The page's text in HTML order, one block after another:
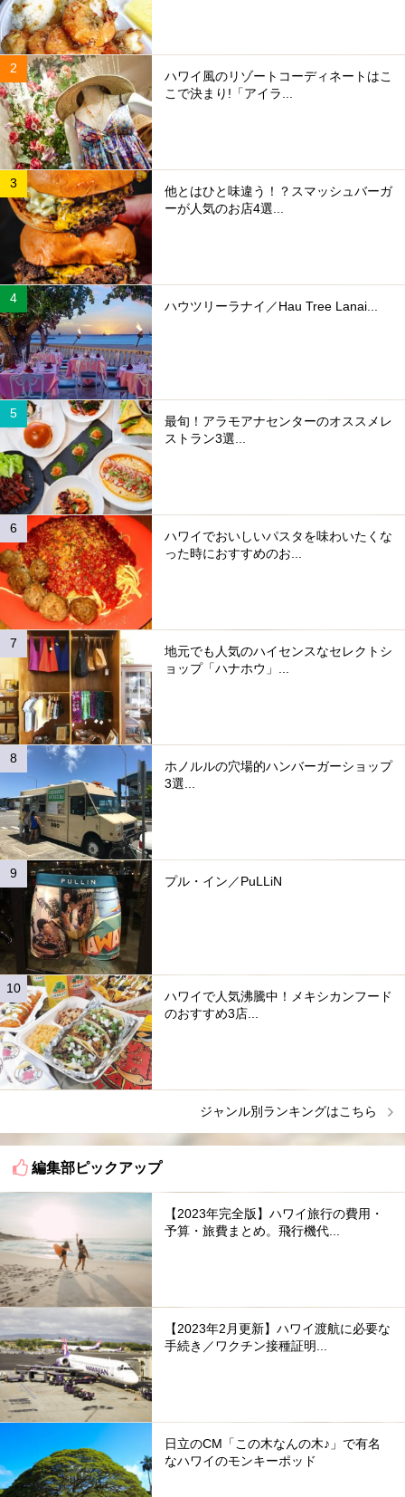
ハワイ風のリゾートコーディネートはこ
こで決まり!「アイラ...
他とはひと味違う！？スマッシュバーガ
ーが人気のお店4選...
ハウツリーラナイ／Hau Tree Lanai...
最旬！アラモアナセンターのオススメレ
ストラン3選...
ハワイでおいしいパスタを味わいたくな
った時におすすめのお...
地元でも人気のハイセンスなセレクトシ
ョップ「ハナホウ」...
ホノルルの穴場的ハンバーガーショップ
3選...
プル・イン／PuLLiN
ハワイで人気沸騰中！メキシカンフード
のおすすめ3店...
ジャンル別ランキングはこちら
編集部ピックアップ
【2023年完全版】ハワイ旅行の費用・
予算・旅費まとめ。飛行機代...
【2023年2月更新】ハワイ渡航に必要な
手続き／ワクチン接種証明...
日立のCM「この木なんの木♪」で有名
なハワイのモンキーポッド